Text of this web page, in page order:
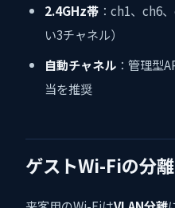
2.4GHz帯 ：ch1、ch6
い3チャネル）
自動チャネル ：管理型
当を推奨
ゲストWi-Fiの分離